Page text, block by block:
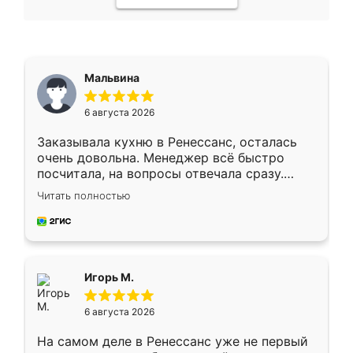
Мальвина
6 августа 2026
Заказывала кухню в Ренессанс, осталась
очень довольна. Менеджер всё быстро
посчитала, на вопросы отвечала сразу.
Замерщик приехал в субботу, подошёл к
делу со всей ответственностью. Собрали
за день, ребята работали аккуратно, даже
Читать полностью
Игорь М.
6 августа 2026
На самом деле в Ренессанс уже не первый